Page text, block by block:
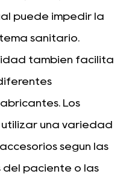
puede impedir la
sanitario.
también facilita
Los
utilizar una variedad
según las
del paciente o las